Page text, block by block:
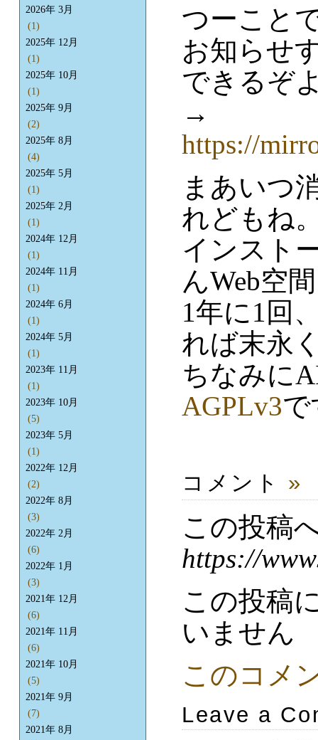
つーこと
お知らせ
できるぞ
→
https://
まあいつ
れどもね
インスト
んWeb空
1年に1回
れば末永
ちなみに
AGPLv3で
コメント »
この投稿
https://
この投稿
いません
このコメ
Leave a
2026年 3月
(1)
2025年 12月
(1)
2025年 10月
(1)
2025年 9月
(2)
2025年 8月
(4)
2025年 5月
(1)
2025年 2月
(1)
2024年 12月
(1)
2024年 11月
(1)
2024年 6月
(1)
2024年 5月
(1)
2023年 11月
(1)
2023年 10月
(5)
2023年 5月
(1)
2022年 12月
(2)
2022年 8月
(3)
2022年 2月
(6)
2022年 1月
(3)
2021年 12月
(6)
2021年 11月
(6)
2021年 10月
(5)
2021年 9月
(7)
2021年 8月